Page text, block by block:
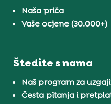
Naša priča
Vaše ocjene (30.000+)
Štedite s nama
Naš program za
Česta pitanja i